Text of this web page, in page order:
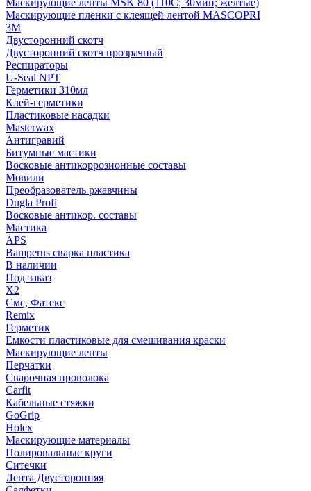
Маскирующие ленты MSK 80 (110С; 30мин; желтые)
Маскирующие пленки с клеящей лентой MASCOPRI
3M
Двусторонний скотч
Двусторонний скотч прозрачный
Респираторы
U-Seal NPT
Герметики 310мл
Клей-герметики
Пластиковые насадки
Masterwax
Антигравий
Битумные мастики
Восковые антикоррозионные составы
Мовили
Преобразователь ржавчины
Dugla Profi
Восковые антикор. составы
Мастика
APS
Bamperus сварка пластика
В наличии
Под заказ
X2
Смс, Фатекс
Remix
Герметик
Ёмкости пластиковые для смешивания краски
Маскирующие ленты
Перчатки
Сварочная проволока
Carfit
Кабельные стяжки
GoGrip
Holex
Маскирующие материалы
Полировальные круги
Ситечки
Лента Двусторонняя